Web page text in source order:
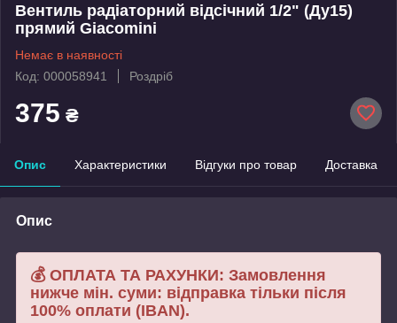
Вентиль радіаторний відсічний 1/2" (Ду15)
прямий Giacomini
Немає в наявності
Код: 000058941
Роздріб
375 ₴
Опис Характеристики Відгуки про товар Доставка
Опис
💰 ОПЛАТА ТА РАХУНКИ: Замовлення
нижче мін. суми: відправка тільки після
100% оплати (IBAN).